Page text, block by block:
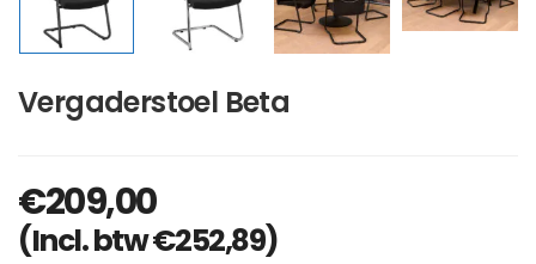
Vergaderstoel Beta
€209,00
(Incl. btw€252,89)